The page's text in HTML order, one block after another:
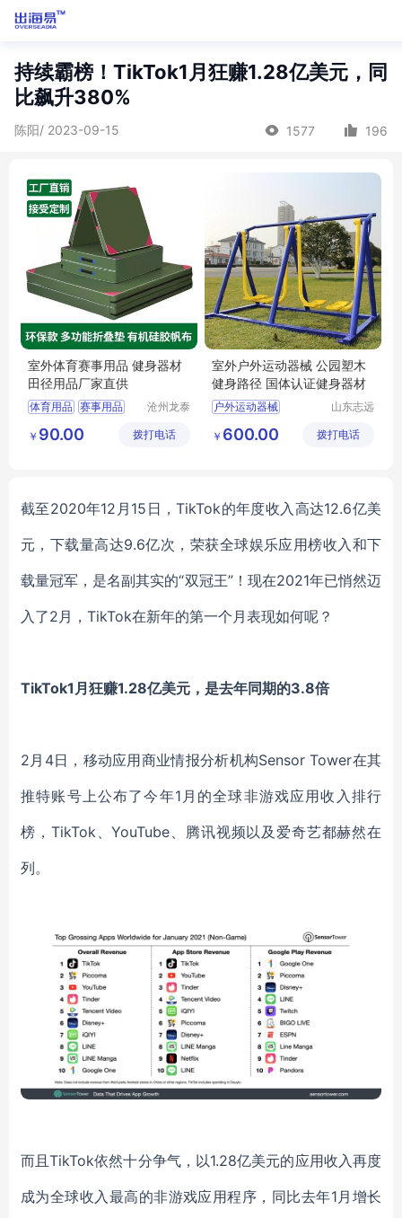
持续霸榜！TikTok1月狂赚1.28亿美元，同
比飙升380%
陈阳/ 2023-09-15 1577 196
室外体育赛事用品 健身器材
田径用品厂家直供
体育用品 赛事用品
垫子作用
沧州龙泰
有限公司
￥ 90.00 拨打电话
室外户外运动器械 公园塑木
健身路径 国体认证健身器材
户外运动器械
山东志远
有限公司
￥ 600.00 拨打电话
截至2020年12月15日，TikTok的年度收入高达12.6亿美
元，下载量高达9.6亿次，荣获全球娱乐应用榜收入和下
载量冠军，是名副其实的“双冠王”！现在2021年已悄然迈
入了2月， TikTok在新年的第一个月表现如何呢？
TikTok1月狂赚1.28亿美元，是去年同期的3.8倍
2月4日，移动应用商业情报分析机构Sensor Tower在其
推特账号上公布了今年1月的全球非游戏应用收入排行
榜， TikTok、YouTube、腾讯视频以及爱奇艺都赫然在
列。
而且TikTok依然十分争气，以1.28亿美元的应用收入再度
成为全球收入最高的非游戏应用程序，同比去年1月增长